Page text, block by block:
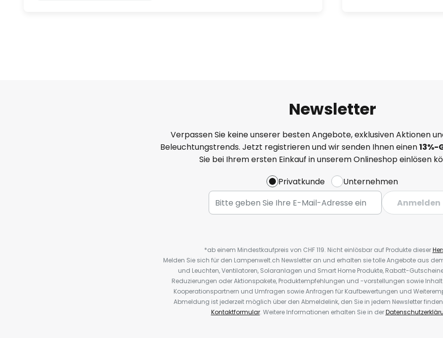
Newsletter
Verpassen Sie keine unserer besten Angebote, exklusiven Aktionen
Beleuchtungstrends. Jetzt registrieren und wir senden Ihnen einen13%-
Sie bei Ihrem ersten Einkauf in unserem Onlineshop einlösen
Privatkunde
Unternehmen
Anmelden
*ab einem Mindestkaufpreis von CHF 119. Nicht einlösbar auf Produkte dieser
Melden Sie sich für den Lampenwelt.ch Newsletter an und erhalten sie tolle Angebote aus
und Leuchten, Ventilatoren, Solaranlagen und Smart Home Produkte, Rabatt-
Reduzierungen oder Aktionspakete, Produktempfehlungen und -vorstellungen sowie
Kooperationspartnern und Umfragen sowie Anfragen für Kaufbewertungen und
Abmeldung ist jederzeit möglich über den Abmeldelink, den Sie in jedem Newsletter
Kontaktformular. Weitere Informationen erhalten Sie in der